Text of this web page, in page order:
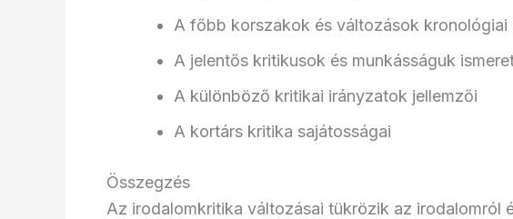
A főbb korszakok és változások kronológiai
A jelentős kritikusok és munkásságuk
A különböző kritikai irányzatok jellemzői
A kortárs kritika sajátosságai
Összegzés
Az irodalomkritika változásai tükrözik az irodalomról